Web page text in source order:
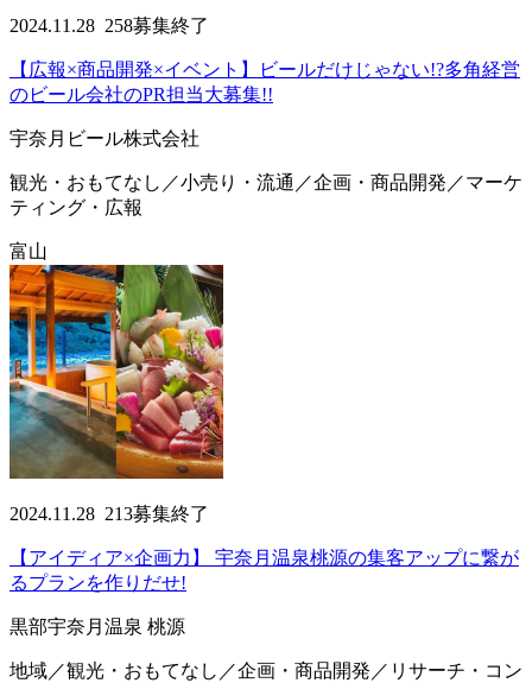
2024.11.28 258募集終了
【広報×商品開発×イベント】ビールだけじゃない!?多角経営
のビール会社のPR担当大募集!!
宇奈月ビール株式会社
観光・おもてなし／小売り・流通／企画・商品開発／マーケ
ティング・広報
富山
2024.11.28 213募集終了
【アイディア×企画力】 宇奈月温泉桃源の集客アップに繋が
るプランを作りだせ!
黒部宇奈月温泉 桃源
地域／観光・おもてなし／企画・商品開発／リサーチ・コン